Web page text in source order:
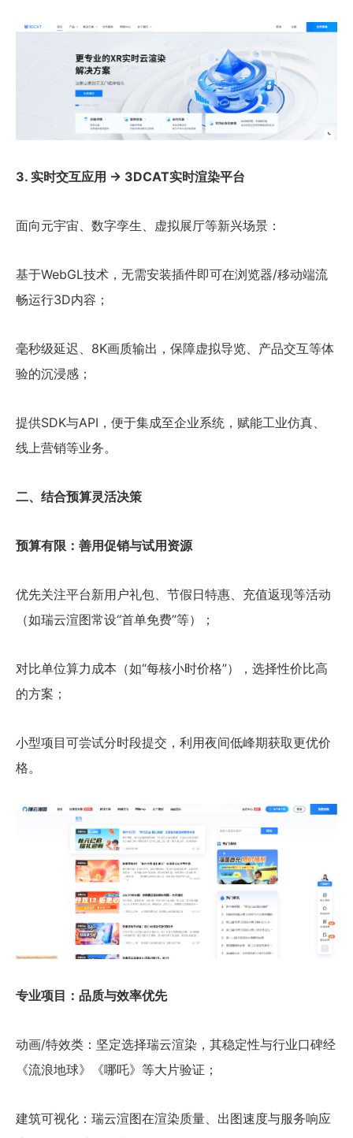
3. 实时交互应用 → 3DCAT实时渲染平台
面向元宇宙、数字孪生、虚拟展厅等新兴场景：
基于WebGL技术，无需安装插件即可在浏览器/移动端流
畅运行3D内容；
毫秒级延迟、8K画质输出，保障虚拟导览、产品交互等体
验的沉浸感；
提供SDK与API，便于集成至企业系统，赋能工业仿真、
线上营销等业务。
二、结合预算灵活决策
预算有限：善用促销与试用资源
优先关注平台新用户礼包、节假日特惠、充值返现等活动
（如瑞云渲图常设“首单免费”等）；
对比单位算力成本（如“每核小时价格”），选择性价比高
的方案；
小型项目可尝试分时段提交，利用夜间低峰期获取更优价
格。
专业项目：品质与效率优先
动画/特效类：坚定选择瑞云渲染，其稳定性与行业口碑经
《流浪地球》《哪吒》等大片验证；
建筑可视化：瑞云渲图在渲染质量、出图速度与服务响应